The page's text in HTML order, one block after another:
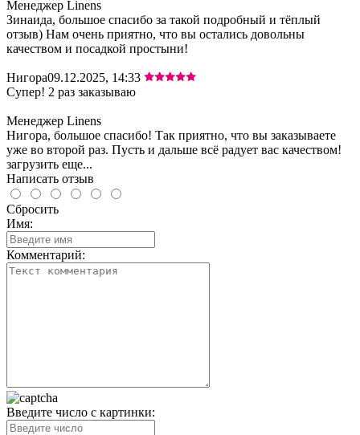
Менеджер Linens
Зинаида, большое спасибо за такой подробный и тёплый
отзыв) Нам очень приятно, что вы остались довольны
качеством и посадкой простыни!
Нигора09.12.2025, 14:33
Супер! 2 раз заказываю
Менеджер Linens
Нигора, большое спасибо! Так приятно, что вы заказываете
уже во второй раз. Пусть и дальше всё радует вас качеством!
загрузить еще...
Написать отзыв
Сбросить
Имя:
Комментарий:
Введите число с картинки: